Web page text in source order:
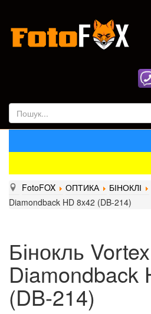
FotoFOX ОПТИКА БІНОКЛІ
Diamondback HD 8x42 (DB-214)
Бінокль Vortex
Diamondback
(DB-214)